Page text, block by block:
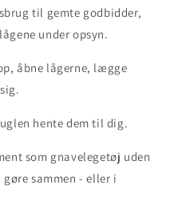
til gemte godbidder,
under opsyn.
åbne lågerne, lægge
hente dem til dig.
som gnavelegetøj uden
sammen - eller i